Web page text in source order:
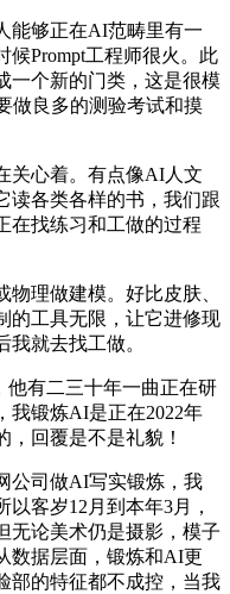
够正在AI范畴里有一
Prompt工程师很火。此
一个新的门类，这是很模
做良多的测验考试和摸
心着。有点像AI人文
读各类各样的书，我们跟
在找练习和工做的过程
理做建模。好比皮肤、
的工具无限，让它进修现
就去找工做。
有二三十年一曲正在研
我锻炼AI是正在2022年
回覆是不是礼貌！
司做AI写实锻炼，我
客岁12月到本年3月，
无论美术仍是摄影，模子
数据层面，锻炼和AI更
部的特征都不成控，当我